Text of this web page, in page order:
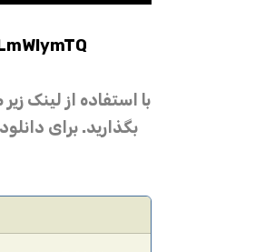
با استفاده از لینک
بگذارید. برای